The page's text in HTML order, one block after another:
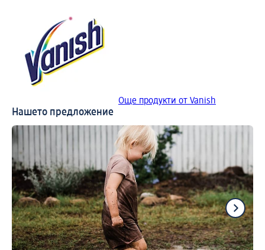
Още продукти от Vanish
Нашето предложение